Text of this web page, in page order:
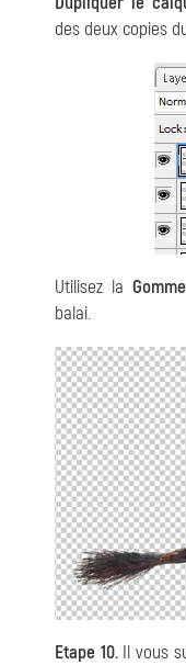
des deux copies
Utilisez la Gomme
balai.
Etape 10.Il vous